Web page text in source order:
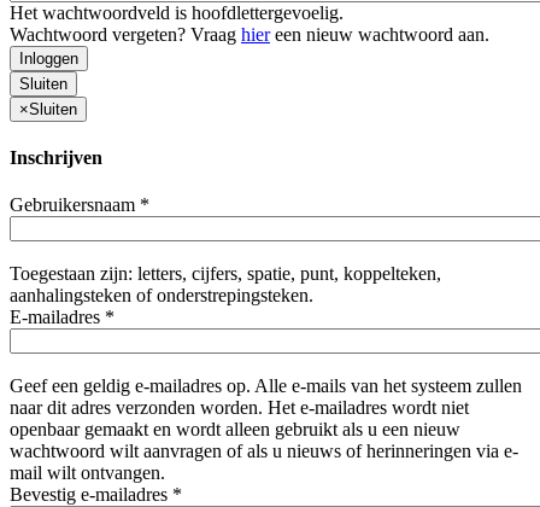
Het wachtwoordveld is hoofdlettergevoelig.
Wachtwoord vergeten? Vraag hiereen nieuw wachtwoord aan.
Inloggen
Sluiten
×Sluiten
Inschrijven
Gebruikersnaam *
Toegestaan zijn: letters, cijfers, spatie, punt, koppelteken,
aanhalingsteken of onderstrepingsteken.
E-mailadres *
Geef een geldig e-mailadres op. Alle e-mails van het systeem zullen
naar dit adres verzonden worden. Het e-mailadres wordt niet
openbaar gemaakt en wordt alleen gebruikt als u een nieuw
wachtwoord wilt aanvragen of als u nieuws of herinneringen via e-
mail wilt ontvangen.
Bevestig e-mailadres *